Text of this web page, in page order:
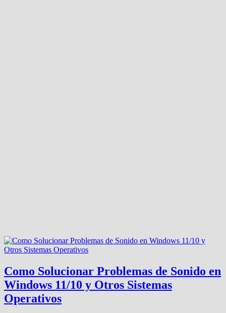
Como Solucionar Problemas de Sonido en
Windows 11/10 y Otros Sistemas
Operativos